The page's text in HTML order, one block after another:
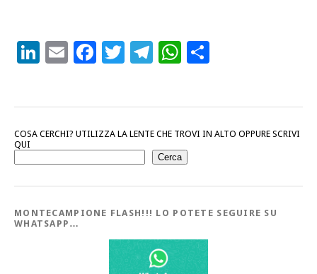
LinkedIn
EmailFacebook
Twitter
Telegram
WhatsApp
COSA CERCHI? UTILIZZA LA LENTE CHE TROVI IN ALTO OPPURE SCRIVI
QUI
Cerca
MONTECAMPIONE FLASH!!! LO POTETE SEGUIRE SU
WHATSAPP…